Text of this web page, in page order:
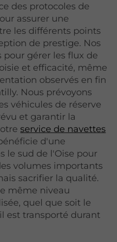
des protocoles de
assurer une
les différents points
de prestige. Nos
gérer les flux de
et efficacité, même
observés en fin
Nous prévoyons
véhicules de réserve
et garantir la
service de navettes
d'une
le sud de l'Oise pour
volumes importants
sacrifier la qualité.
même niveau
quel que soit le
est transporté durant